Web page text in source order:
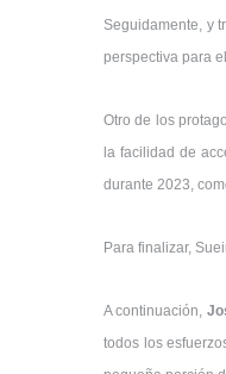
Seguidamente, y
perspectiva para
Otro de los
la facilidad de
durante 2023,
Para finalizar,
A continuación,
todos los